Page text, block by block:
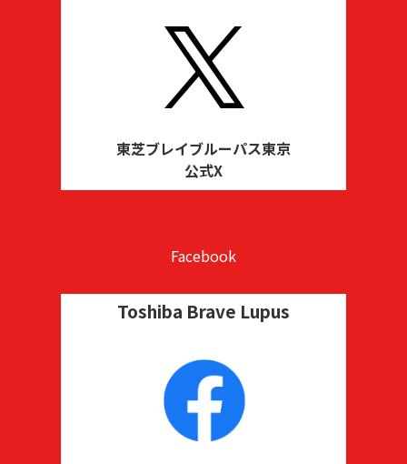
東芝ブレイブルーパス東京
公式X
Facebook
Toshiba Brave Lupus